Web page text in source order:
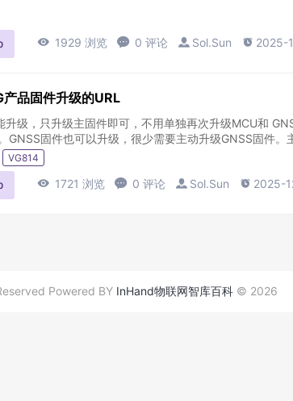
 1929 浏览  0 评论  Sol.Sun  2025-
产品固件升级的URL
升级，只升级主固件即可，不用单独再次升级MCU和
GNSS固件也可以升级，很少需要主动升级GNSS固件
VG814
 1721 浏览  0 评论  Sol.Sun  2025-
Powered BY InHand物联网智库百科 © 2026